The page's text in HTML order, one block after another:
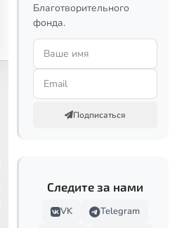
Благотворительного
фонда.
Подписаться
Следите за нами
VK
Telegram